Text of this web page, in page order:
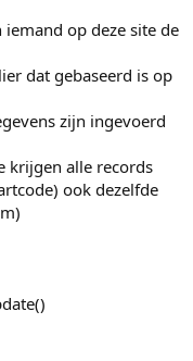
op deze site de
dat gebaseerd is op
zijn ingevoerd
krijgen alle records
ook dezelfde